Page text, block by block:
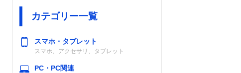
カテゴリー一覧
スマホ・タブレット
スマホ、アクセサリ、タブレット
PC・PC関連